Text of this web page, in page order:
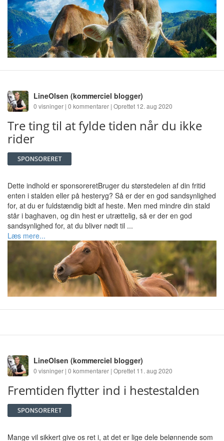
LineOlsen (kommerciel blogger)
0 visninger | 0 kommentarer | Oprettet 12. aug 2020
Tre ting til at fylde tiden når du ikke
rider
Dette indhold er sponsoreretBruger du størstedelen af din fritid
enten i stalden eller på hesteryg? Så er der en god sandsynlighed
for, at du er fuldstændig bidt af heste. Men med mindre din stald
står i baghaven, og din hest er utrættelig, så er der en god
sandsynlighed for, at du bliver nødt til ...
Læs mere...
LineOlsen (kommerciel blogger)
0 visninger | 0 kommentarer | Oprettet 11. aug 2020
Fremtiden flytter ind i hestestalden
Mange vil sikkert give os ret i, at det er lige dele belønnende som